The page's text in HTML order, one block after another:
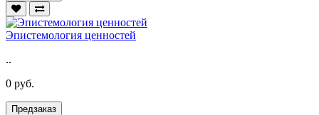
Эпистемология ценностей
..
0 руб.
Предзаказ